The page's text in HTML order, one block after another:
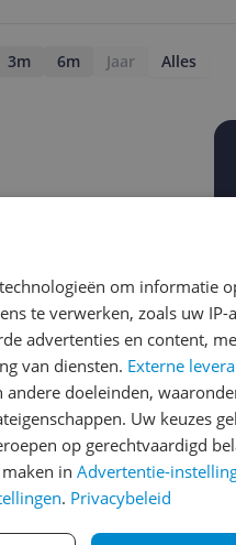
3m 6m Jaar Alles
om informatie
te verwerken, zoals uw IP-
advertenties en content,
van diensten. Externe
doeleinden,
Uw keuzes
op gerechtvaardigd
in Advertentie-
. Privacybeleid